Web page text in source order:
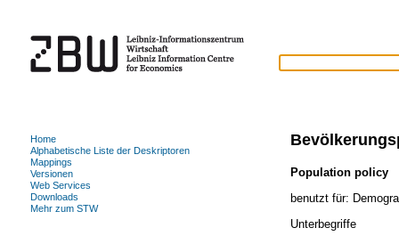
Population policy
benutzt für:
Unterbegriffe
Home
Alphabetische Liste der Deskriptoren
Mappings
Versionen
Web Services
Downloads
Mehr zum STW